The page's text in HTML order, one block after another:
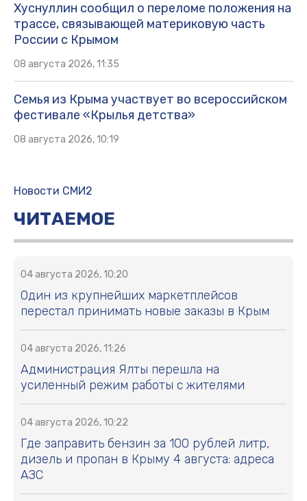
Хуснуллин сообщил о переломе положения на
трассе, связывающей материковую часть
России с Крымом
08 августа 2026, 11:35
Семья из Крыма участвует во всероссийском
фестивале «Крылья детства»
08 августа 2026, 10:19
Новости СМИ2
ЧИТАЕМОЕ
04 августа 2026, 10:20
Один из крупнейших маркетплейсов
перестал принимать новые заказы в Крым
04 августа 2026, 11:26
Администрация Ялты перешла на
усиленный режим работы с жителями
04 августа 2026, 10:22
Где заправить бензин за 100 рублей литр,
дизель и пропан в Крыму 4 августа: адреса
АЗС